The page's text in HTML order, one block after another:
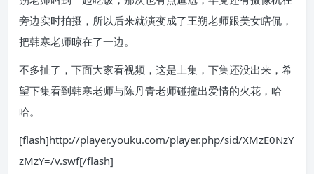
旁边实时拍摄，所以后来就演变成了王朔老师跟美女瞎侃，
把韩寒老师晾在了一边。
不多扯了，下面大家看视频，这是上集，下集还没出来，希
望下集看到韩寒老师与陈丹青老师碰撞出爱情的火花，哈
哈。
[flash]http://player.youku.com/player.php/sid/XMzE0NzY
zMzY=/v.swf[/flash]